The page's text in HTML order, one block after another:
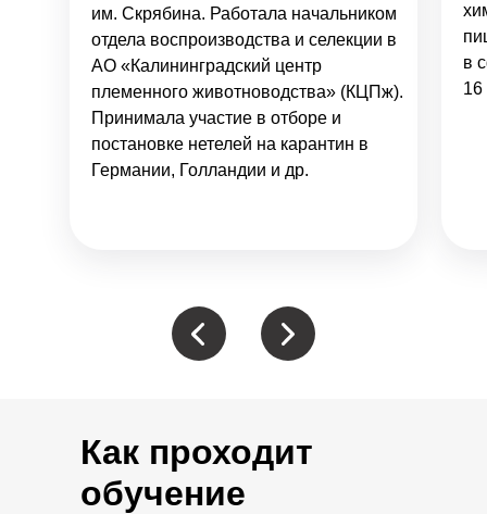
им. Скрябина. Работала начальником
отдела воспроизводства и селекции в
АО «Калининградский центр
племенного животноводства» (КЦПж).
Принимала участие в отборе и
постановке нетелей на карантин в
Германии, Голландии и др.
в
16
Как проходит
обучение